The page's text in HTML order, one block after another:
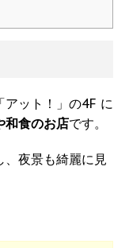
アット！」の4F に
和食のお店です。
、夜景も綺麗に見